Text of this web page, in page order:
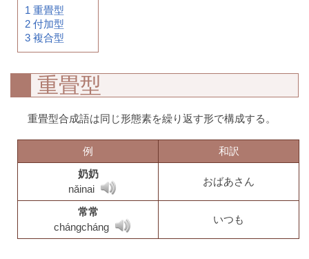
1 重畳型
2 付加型
3 複合型
重畳型
重畳型合成語は同じ形態素を繰り返す形で構成する。
例
和訳
奶奶
nǎinai
おばあさん
常常
chángcháng
いつも